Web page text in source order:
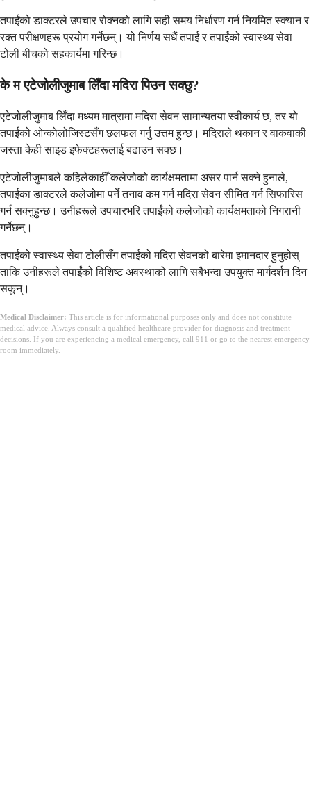
तपाईंको डाक्टरले उपचार रोक्नको लागि सही समय निर्धारण गर्न नियमित स्क्यान र
रक्त परीक्षणहरू प्रयोग गर्नेछन्। यो निर्णय सधैं तपाईं र तपाईंको स्वास्थ्य सेवा
टोली बीचको सहकार्यमा गरिन्छ।
के म एटेजोलीजुमाब लिँदा मदिरा पिउन सक्छु?
एटेजोलीजुमाब लिँदा मध्यम मात्रामा मदिरा सेवन सामान्यतया स्वीकार्य छ, तर यो
तपाईंको ओन्कोलोजिस्टसँग छलफल गर्नु उत्तम हुन्छ। मदिराले थकान र वाकवाकी
जस्ता केही साइड इफेक्टहरूलाई बढाउन सक्छ।
एटेजोलीजुमाबले कहिलेकाहीँ कलेजोको कार्यक्षमतामा असर पार्न सक्ने हुनाले,
तपाईंका डाक्टरले कलेजोमा पर्ने तनाव कम गर्न मदिरा सेवन सीमित गर्न सिफारिस
गर्न सक्नुहुन्छ। उनीहरूले उपचारभरि तपाईंको कलेजोको कार्यक्षमताको निगरानी
गर्नेछन्।
तपाईंको स्वास्थ्य सेवा टोलीसँग तपाईंको मदिरा सेवनको बारेमा इमानदार हुनुहोस्
ताकि उनीहरूले तपाईंको विशिष्ट अवस्थाको लागि सबैभन्दा उपयुक्त मार्गदर्शन दिन
सकून्।
Medical Disclaimer: This article is for informational purposes only and does not constitute
medical advice. Always consult a qualified healthcare provider for diagnosis and treatment
decisions. If you are experiencing a medical emergency, call 911 or go to the nearest emergency
room immediately.